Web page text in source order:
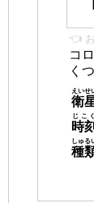
👈
コ
く
衛
えいせ
時刻
じこく
種
しゅる